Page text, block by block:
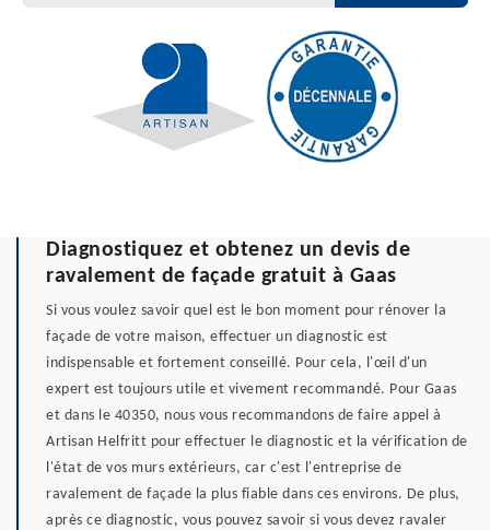
Diagnostiquez et obtenez un devis de
ravalement de façade gratuit à Gaas
Si vous voulez savoir quel est le bon moment pour rénover la
façade de votre maison, effectuer un diagnostic est
indispensable et fortement conseillé. Pour cela, l'œil d'un
expert est toujours utile et vivement recommandé. Pour Gaas
et dans le 40350, nous vous recommandons de faire appel à
Artisan Helfritt pour effectuer le diagnostic et la vérification de
l'état de vos murs extérieurs, car c'est l'entreprise de
ravalement de façade la plus fiable dans ces environs. De plus,
après ce diagnostic, vous pouvez savoir si vous devez ravaler